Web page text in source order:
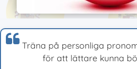
Träna på personliga
för att lättare kunna